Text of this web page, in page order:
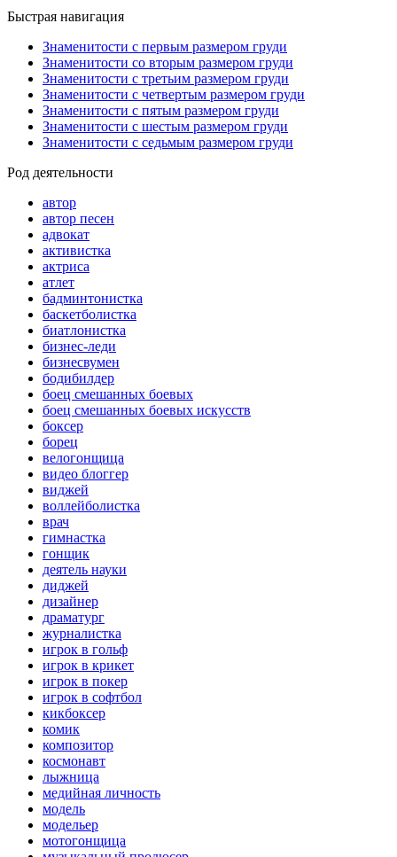
Быстрая навигация
Знаменитости с первым размером груди
Знаменитости со вторым размером груди
Знаменитости с третьим размером груди
Знаменитости с четвертым размером груди
Знаменитости с пятым размером груди
Знаменитости с шестым размером груди
Знаменитости с седьмым размером груди
Род деятельности
автор
автор песен
адвокат
активистка
актриса
атлет
бадминтонистка
баскетболистка
биатлонистка
бизнес-леди
бизнесвумен
бодибилдер
боец смешанных боевых
боец смешанных боевых искусств
боксер
борец
велогонщица
видео блоггер
виджей
воллейболистка
врач
гимнастка
гонщик
деятель науки
диджей
дизайнер
драматург
журналистка
игрок в гольф
игрок в крикет
игрок в покер
игрок в софтбол
кикбоксер
комик
композитор
космонавт
лыжница
медийная личность
модель
модельер
мотогонщица